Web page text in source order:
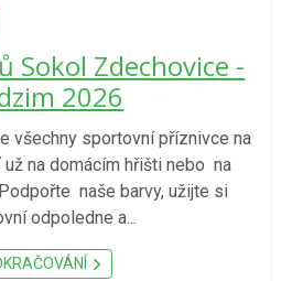
Sokol Zdechovice -
2026
všechny sportovní příznivce na
na domácím hřišti nebo na
naše barvy, užijte si
odpoledne a...